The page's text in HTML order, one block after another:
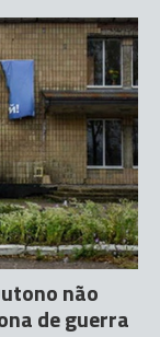
não
de guerra